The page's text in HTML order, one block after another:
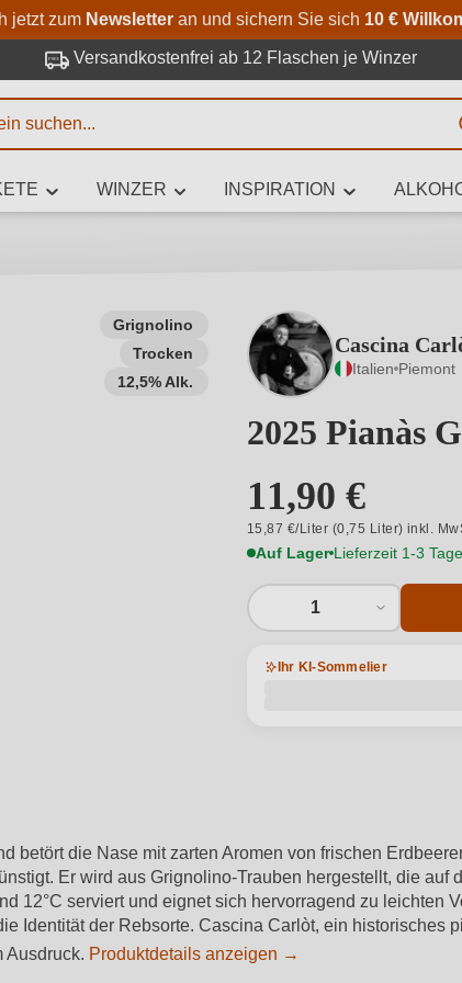
Zum Hauptinhalt springen
Zur Suche springen
Zur Hauptnavigation
jetzt zum Newsletteran und sichern Sie sich 10 €
Versandkostenfrei ab 12 Flaschen je Winzer
WINZER INSPIRATION
Grignolino
Trocken
12,5% Alk.
Cascina
Italien Piemont
2025 Pianàs
11,90 €
15,87 €/Liter (0,75 Liter) inkl.
Auf Lager Lieferzeit 1-3 Tage
1
Ihr KI-Sommelier
betört die Nase mit zarten Aromen von frischen
Er wird aus Grignolino-Trauben hergestellt, die
12°C serviert und eignet sich hervorragend zu leichten
Identität der Rebsorte. Cascina Carlòt, ein historisches
Ausdruck. Produktdetails anzeigen →
eingeben
Sie, welchen Wein Sie suchen – ob nach Geschmack, Anlass,
Rebsorte, Region, Winzer oder anderen Kriterien.